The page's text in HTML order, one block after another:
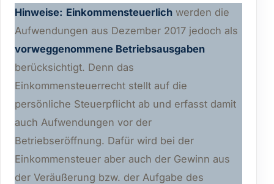
Hinweise: Einkommensteuerlich werden die
Aufwendungen aus Dezember 2017 jedoch als
vorweggenommene Betriebsausgaben
berücksichtigt. Denn das
Einkommensteuerrecht stellt auf die
persönliche Steuerpflicht ab und erfasst damit
auch Aufwendungen vor der
Betriebseröffnung. Dafür wird bei der
Einkommensteuer aber auch der Gewinn aus
der Veräußerung bzw. der Aufgabe des